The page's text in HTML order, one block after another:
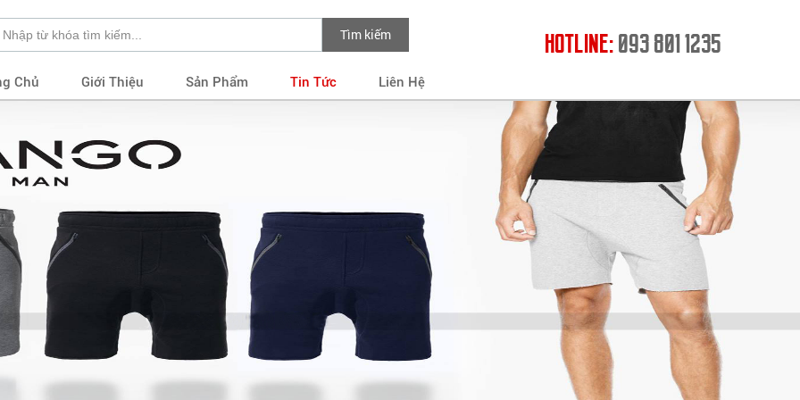
Đang nạp trang. Vui lòng đợi giây lát!
Tìm kiếm
Chủ Giới Thiệu Sản Phẩm Tin Tức Liên Hệ
HOTLINE: 093 801 1235